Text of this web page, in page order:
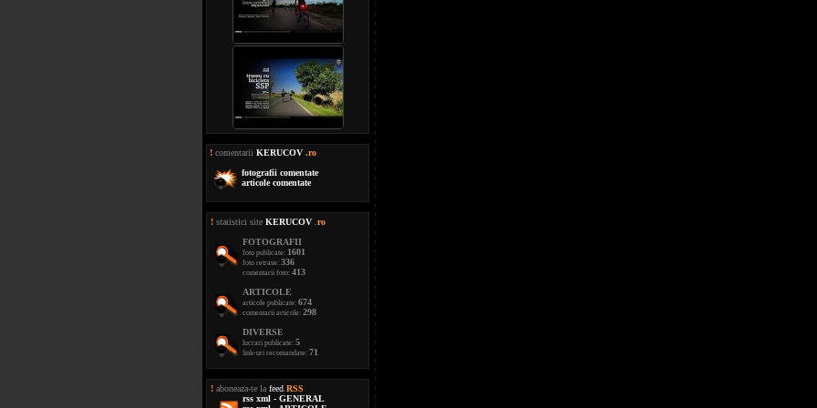
! comentarii KERUCOV .ro
fotografii comentate
articole comentate
! statistici site KERUCOV ro
FOTOGRAFII
foto publicate: 1601
foto retrase: 336
comentarii foto: 413
ARTICOLE
articole publicate: 674
comentarii articole: 298
DIVERSE
lucrari publicate: 5
link-uri recomandate: 71
! aboneaza-te la feed RSS
rss xml - GENERAL